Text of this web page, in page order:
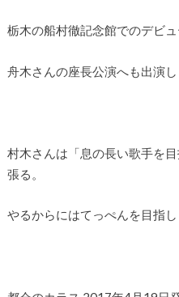
栃木の船村徹記念館でのデビ
舟木さんの座長公演へも出演し
村木さんは「息の長い歌手を
張る。
やるからにはてっぺんを目指